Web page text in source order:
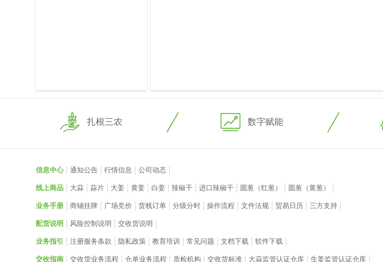
扎根三农 数字赋能
信息中心 通知公告 行情信息 公司动态
线上商品 大蒜 蒜片 大姜 黄姜 白姜 辣椒干 进口辣椒干 圆葱（红葱） 圆葱（黄葱）
业务手册 商铺挂牌 广场竞价 货栈订单 分级分时 操作流程 文件法规 贸易日历 三方支持
配货说明 风险控制说明 交收货说明
业务指引 注册服务条款 隐私政策 教育培训 常见问题 文档下载 软件下载
交收指南 交收货业务流程 仓单业务流程 质检机构 交收货标准 大蒜监管认证仓库 生姜监管认证仓库